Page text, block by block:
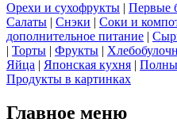
Орехи и сухофрукты | Первые
Салаты | Снэки | Соки и
дополнительное питание |
| Торты | Фрукты |
Яйца | Японская кухня |
Продукты в картинках
Главное меню